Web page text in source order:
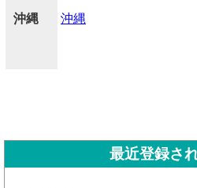
沖縄 沖縄
最近登録さ